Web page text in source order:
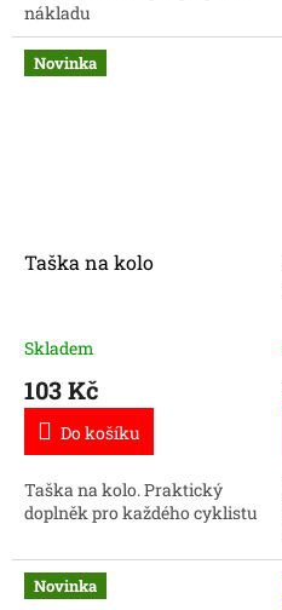
nákladu
Novinka
Taška na kolo
Skladem
103 Kč
Do košíku
Taška na kolo. Praktický
doplněk pro každého cyklistu
Novinka